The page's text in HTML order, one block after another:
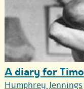
A diary for
Humphrey Jennings